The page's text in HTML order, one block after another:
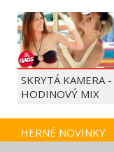
SKRYTÁ KAMERA -
HODINOVÝ MIX
HERNÉ NOVINKY